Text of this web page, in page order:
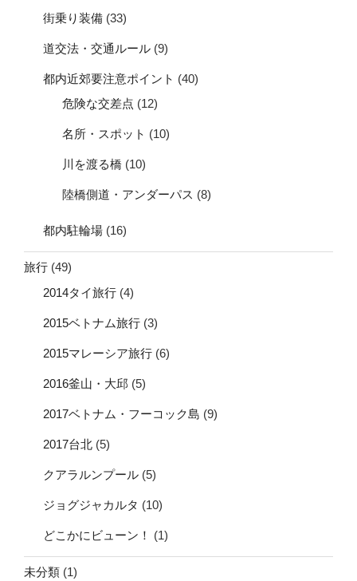
街乗り装備 (33)
道交法・交通ルール (9)
都内近郊要注意ポイント (40)
危険な交差点 (12)
名所・スポット (10)
川を渡る橋 (10)
陸橋側道・アンダーパス (8)
都内駐輪場 (16)
旅行 (49)
2014タイ旅行 (4)
2015ベトナム旅行 (3)
2015マレーシア旅行 (6)
2016釜山・大邱 (5)
2017ベトナム・フーコック島 (9)
2017台北 (5)
クアラルンプール (5)
ジョグジャカルタ (10)
どこかにビューン！ (1)
未分類 (1)